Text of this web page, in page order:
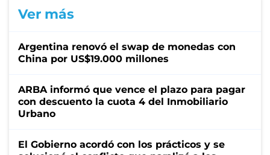
Ver más
Argentina renovó el swap de monedas con
China por US$19.000 millones
ARBA informó que vence el plazo para pagar
con descuento la cuota 4 del Inmobiliario
Urbano
El Gobierno acordó con los prácticos y se